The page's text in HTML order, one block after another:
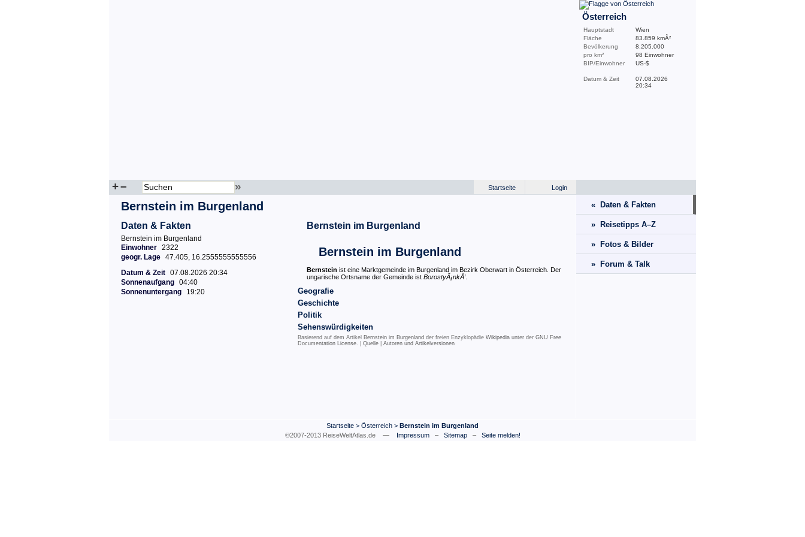
Österreich
Hauptstadt
Wien
Fläche
83.859 kmÂ²
Bevölkerung
8.205.000
pro km²
98 Einwohner
BIP/Einwohner
US-$
Datum & Zeit
07.08.2026
20:34
+– » Login
Startseite
Bernstein im Burgenland
Daten & Fakten
Bernstein im Burgenland
Einwohner 2322
geogr. Lage 47.405, 16.2555555555556
Datum & Zeit 07.08.2026 20:34
Sonnenaufgang 04:40
Sonnenuntergang
19:20
Bernstein im Burgenland
Bernstein im Burgenland
Bernstein ist eine Marktgemeinde im Burgenland im Bezirk Oberwart in Österreich. Der
ungarische Ortsname der Gemeinde ist BorostyÃ¡nkÅ‘.
Geografie
Geschichte
Politik
Sehenswürdigkeiten
Basierend auf dem Artikel Bernstein im Burgenland der freien Enzyklopädie Wikipedia unter der GNU Free
Documentation License. | Quelle Autoren und Artikelversionen
« Daten & Fakten
» Reisetipps A–Z
» Fotos & Bilder
» Forum & Talk
Startseite > Österreich > Bernstein im Burgenland
©2007-2013 ReiseWeltAtlas.de —
Impressum– Sitemap– Seite melden!